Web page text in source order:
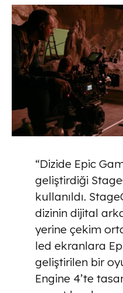
“Dizide Epic
geliştirdiği
kullanıldı.
dizinin dijital
yerine çekim
led ekranlara
geliştirilen bir
Engine 4’te